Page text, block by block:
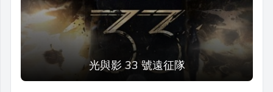
光與影 33 號遠征隊